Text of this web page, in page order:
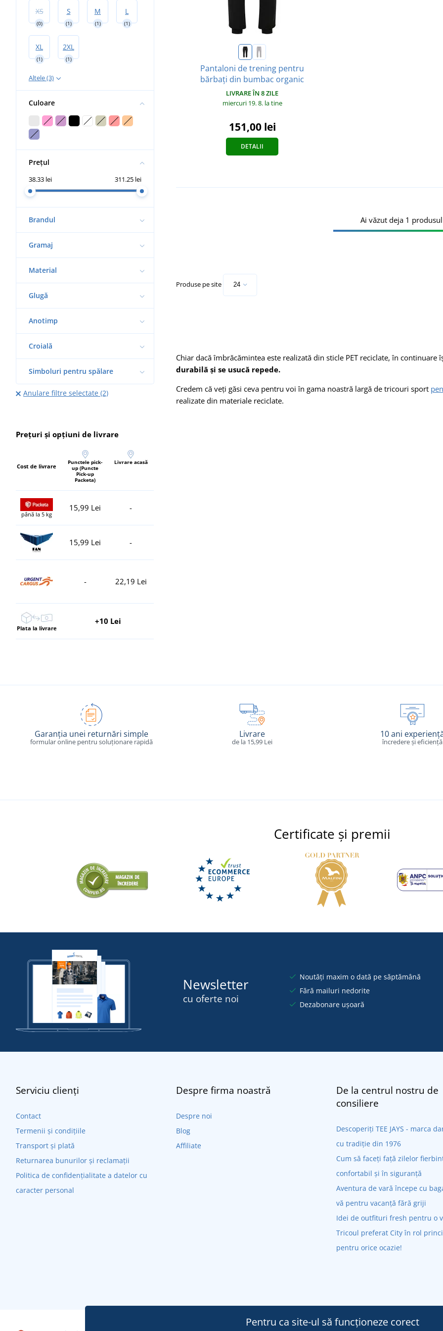
XS
(0)
S
(1)
M
(1)
L
(1)
XL
(1)
2XL
(1)
Altele (3)
Culoare
Prețul
38.33 lei 311.25 lei
Brandul
Gramaj
Material
Glugă
Anotimp
Croială
Simboluri pentru spălare
Anulare filtre selectate (2)
Prețuri și opțiuni de livrare
Cost de livrare
Punctele pick-
up (Puncte
Pick-up
Packeta)
Livrare acasă
până la 5 kg
15,99 Lei -
15,99 Lei -
- 22,19 Lei
Plata la livrare
+10 Lei
Pantaloni de trening pentru
bărbați din bumbac organic
LIVRARE ÎN 8 ZILE
miercuri 19. 8. la tine
151,00 lei
DETALII
Ai văzut deja 1
Produse pe site
Chiar dacă îmbrăcămintea este realizată din sticle PET reciclate, în
durabilă și se usucă repede.
Credem că veți găsi ceva pentru voi în gama noastră largă de tricouri sport
realizate din materiale reciclate.
Garanția unei returnări simple
formular online pentru soluționare rapidă
Livrare
de la 15,99 Lei
10 ani
încredere și eficiență
Certificate și premii
Newsletter
cu oferte noi
Noutăți maxim o dată pe săptămână
Fără mailuri nedorite
Dezabonare ușoară
Serviciu clienți
Contact
Termenii și condițiile
Transport și plată
Returnarea bunurilor și reclamații
Politica de confidențialitate a datelor cu
caracter personal
Despre firma noastră
Despre noi
Blog
Affiliate
De la centrul nostru de
consiliere
Descoperiți TEE JAYS - marca
cu tradiție din 1976
Cum să faceți față zilelor
confortabil și în siguranță
Aventura de vară începe cu
vă pentru vacanță fără griji
Idei de outfituri fresh pentru o
Tricoul preferat City în rol
pentru orice ocazie!
Pentru ca site-ul să funcționeze corect